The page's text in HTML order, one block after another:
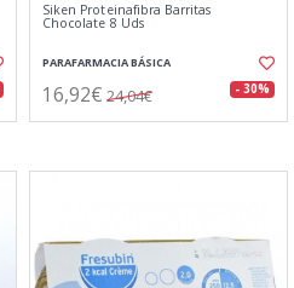
Siken Proteinafibra Barritas
Chocolate 8 Uds
PARAFARMACIA BÁSICA
16,92€ 24,04€ - 30%